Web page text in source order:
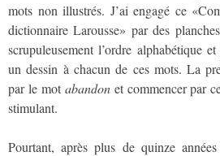
mots non illustrés. J’ai engagé ce
dictionnaire Larousse» par des
scrupuleusement l’ordre alphabétique
un dessin à chacun de ces mots. La
par le mot abandonet commencer par
stimulant.
Pourtant, après plus de quinze